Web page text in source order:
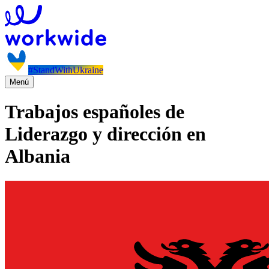
#StandWithUkraine
Menú
Trabajos españoles de
Liderazgo y dirección en
Albania